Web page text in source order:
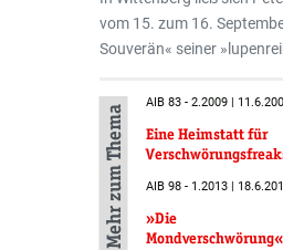
vom 15. zum 16.
Souverän« seiner
Mehr zum Thema
AIB 83 - 2.2009 |
Eine Heimstatt für
AIB 98 - 1.2013 |
»Die
Mondverschwörung«